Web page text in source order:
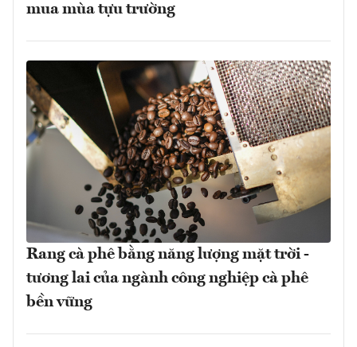
mua mùa tựu trường
Rang cà phê bằng năng lượng mặt trời -
tương lai của ngành công nghiệp cà phê
bền vững